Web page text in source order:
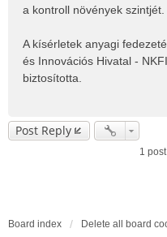
a kontroll növények szintjét.
A kísérletek anyagi
és Innovációs Hivatal -
biztosította.
Post Reply
1
Board index Delete all board